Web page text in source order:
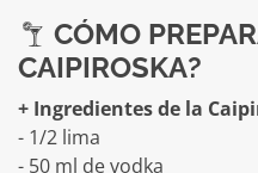
CÓMO
CAIPIROSKA?
+ Ingredientes de la
- 1/2 lima
- 50 ml de vodka